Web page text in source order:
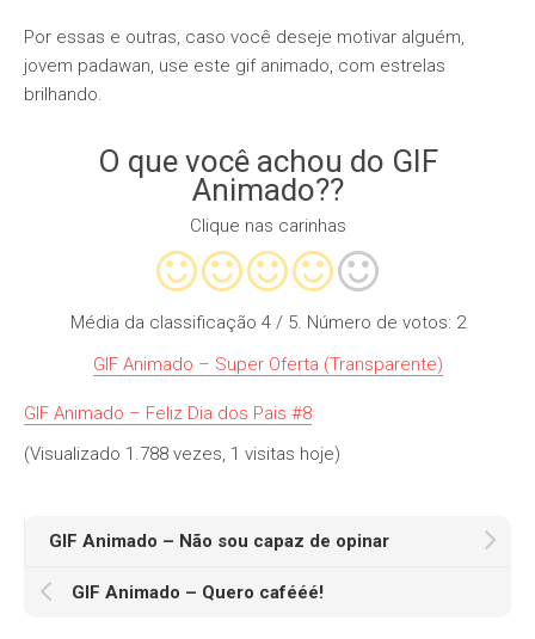
Por essas e outras, caso você deseje motivar alguém,
jovem padawan, use este gif animado, com estrelas
brilhando.
O que você achou do GIF
Animado??
Clique nas carinhas
Média da classificação 4/ 5. Número de votos: 2
GIF Animado – Super Oferta (Transparente)
GIF Animado – Feliz Dia dos Pais #8
(Visualizado 1.788 vezes, 1 visitas hoje)
GIF Animado – Não sou capaz de opinar
GIF Animado – Quero cafééé!